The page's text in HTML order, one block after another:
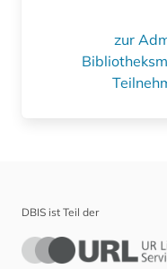
zur
DBIS ist Teil der